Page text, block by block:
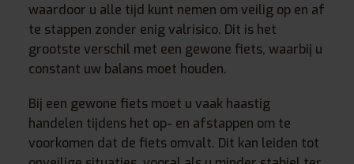
waardoor u alle tijd kunt nemen om veilig op en af
te stappen zonder enig valrisico. Dit is het
grootste verschil met een gewone fiets, waarbij u
constant uw balans moet houden.
Bij een gewone fiets moet u vaak haastig
handelen tijdens het op- en afstappen om te
voorkomen dat de fiets omvalt. Dit kan leiden tot